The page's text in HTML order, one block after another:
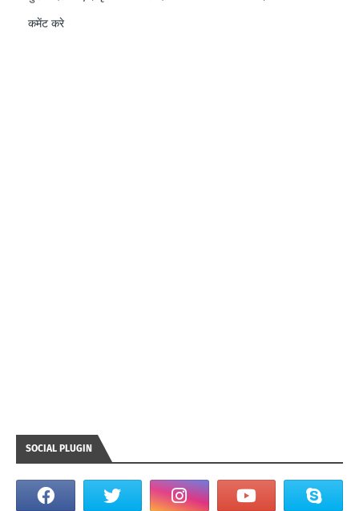
कमेंट करे
SOCIAL PLUGIN